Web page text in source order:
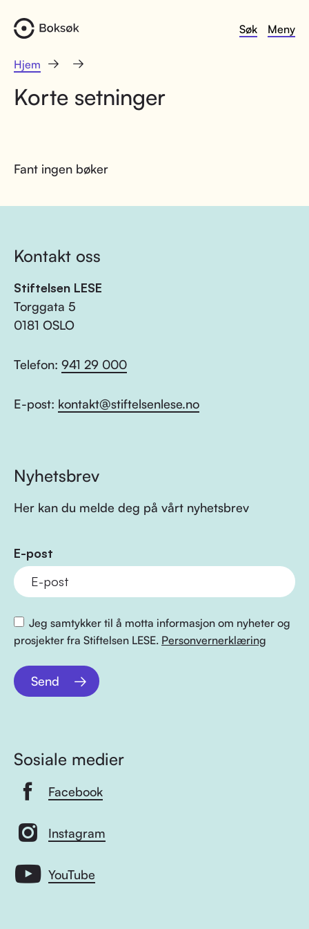
Søk Meny
Hjem
Korte setninger
Fant ingen bøker
Kontakt oss
Stiftelsen LESE
Torggata 5
0181 OSLO
Telefon: 941 29 000
E-post: kontakt@stiftelsenlese.no
Nyhetsbrev
Her kan du melde deg på vårt nyhetsbrev
E-post
Jeg samtykker til å motta informasjon om nyheter og
prosjekter fra Stiftelsen LESE. Personvernerklæring
Send
Sosiale medier
Facebook
Instagram
YouTube